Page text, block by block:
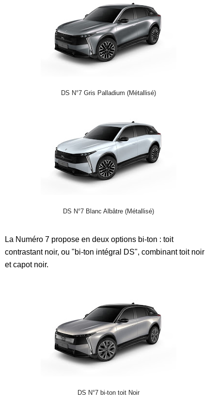
DS N°7 Gris Palladium (Métallisé)
DS N°7 Blanc Albâtre (Métallisé)
La Numéro 7 propose en deux options bi-ton : toit
contrastant noir, ou "bi-ton intégral DS", combinant toit noir
et capot noir.
DS N°7 bi-ton toit Noir